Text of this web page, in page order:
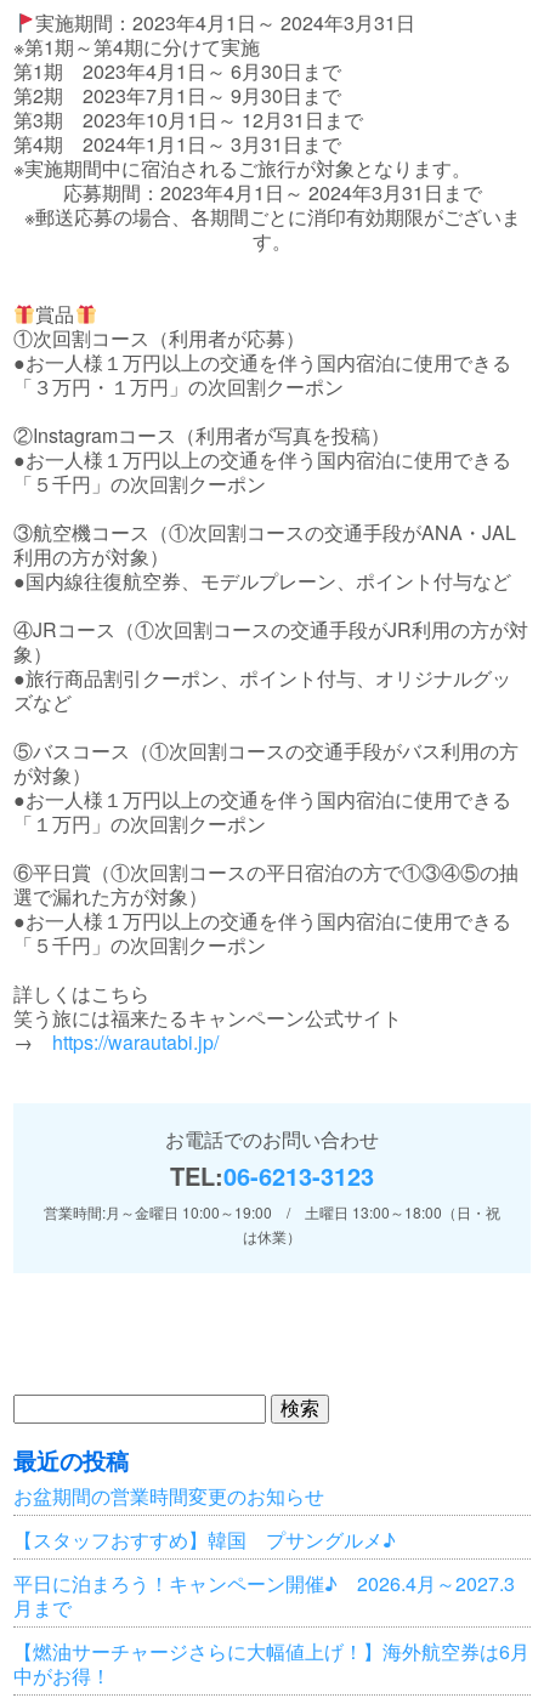
実施期間：2023年4月1日～ 2024年3月31日
※第1期～第4期に分けて実施
第1期 2023年4月1日～ 6月30日まで
第2期 2023年7月1日～ 9月30日まで
第3期 2023年10月1日～ 12月31日まで
第4期 2024年1月1日～ 3月31日まで
※実施期間中に宿泊されるご旅行が対象となります。
応募期間：2023年4月1日～ 2024年3月31日まで
※郵送応募の場合、各期間ごとに消印有効期限がございま
す。
賞品
①次回割コース（利用者が応募）
●お一人様１万円以上の交通を伴う国内宿泊に使用できる
「３万円・１万円」の次回割クーポン
②Instagramコース（利用者が写真を投稿）
●お一人様１万円以上の交通を伴う国内宿泊に使用できる
「５千円」の次回割クーポン
③航空機コース（①次回割コースの交通手段がANA・JAL
利用の方が対象）
●国内線往復航空券、モデルプレーン、ポイント付与など
④JRコース（①次回割コースの交通手段がJR利用の方が対
象）
●旅行商品割引クーポン、ポイント付与、オリジナルグッ
ズなど
⑤バスコース（①次回割コースの交通手段がバス利用の方
が対象）
●お一人様１万円以上の交通を伴う国内宿泊に使用できる
「１万円」の次回割クーポン
⑥平日賞（①次回割コースの平日宿泊の方で①③④⑤の抽
選で漏れた方が対象）
●お一人様１万円以上の交通を伴う国内宿泊に使用できる
「５千円」の次回割クーポン
詳しくはこちら
笑う旅には福来たるキャンペーン公式サイト
→ https://warautabi.jp/
お電話でのお問い合わせ
TEL:06-6213-3123
営業時間:月～金曜日 10:00～19:00 / 土曜日 13:00～18:00（日・祝
は休業）
検
索:
最近の投稿
お盆期間の営業時間変更のお知らせ
【スタッフおすすめ】韓国 プサングルメ♪
平日に泊まろう！キャンペーン開催♪ 2026.4月～2027.3
月まで
【燃油サーチャージさらに大幅値上げ！】海外航空券は6月
中がお得！